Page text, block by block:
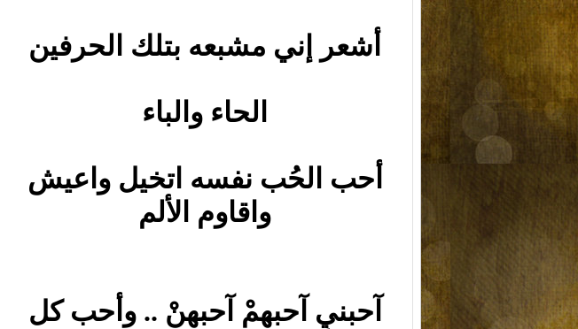
أشعر إني مشبعه بتلك الحرفين
الحاء والباء
أحب الحُب نفسه اتخيل واعيش
واقاوم الألم
آحبنيِ آحبهمْ آحبهنْ .. وأحب كل